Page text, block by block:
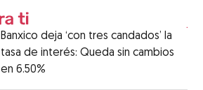
Banxico deja ‘con tres candados’ la
tasa de interés: Queda sin cambios
en 6.50%